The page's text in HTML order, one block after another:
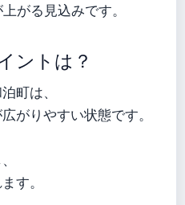
がる見込みです。
ントは？
町は、
がりやすい状態です。
す。